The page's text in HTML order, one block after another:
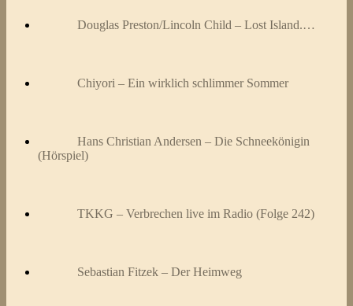
Douglas Preston/Lincoln Child – Lost Island.…
Chiyori – Ein wirklich schlimmer Sommer
Hans Christian Andersen – Die Schneekönigin
(Hörspiel)
TKKG – Verbrechen live im Radio (Folge 242)
Sebastian Fitzek – Der Heimweg